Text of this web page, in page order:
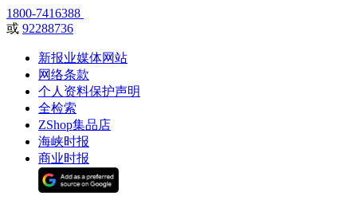
1800-7416388
或 92288736
新报业媒体网站
网络条款
个人资料保护声明
全检索
ZShop集品店
海峡时报
商业时报